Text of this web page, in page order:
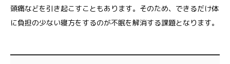
頭痛などを引き起こすこともあります。そのため、できるだけ体
に負担の少ない寝方をするのが不眠を解消する課題となります。